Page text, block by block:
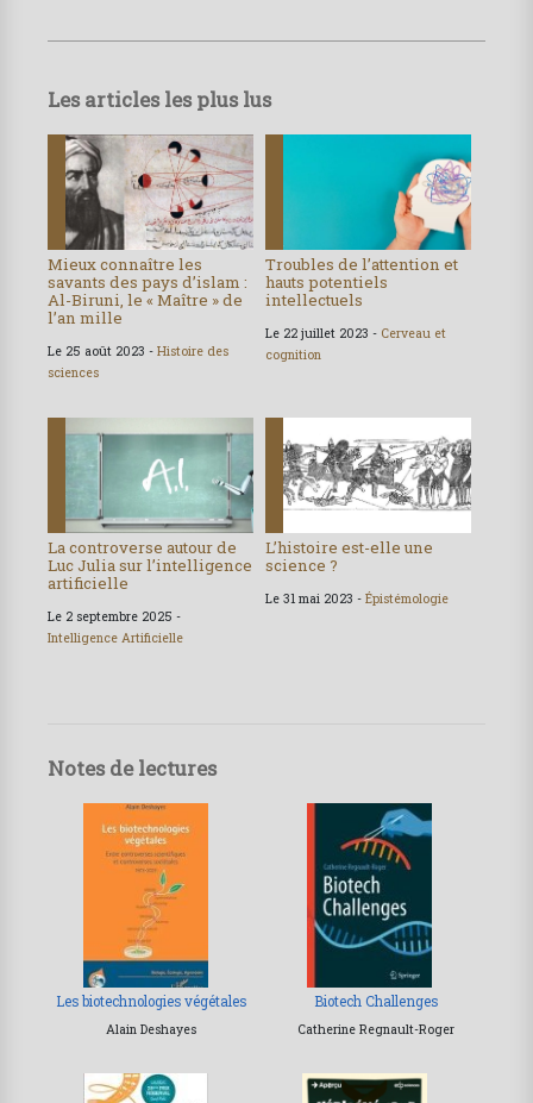
Les articles les plus lus
Mieux connaître les
savants des pays d’islam :
Al-Biruni, le « Maître » de
l’an mille
Le 25 août 2023 - Histoire des
sciences
Troubles de l’attention et
hauts potentiels
intellectuels
Le 22 juillet 2023 - Cerveau et
cognition
La controverse autour de
Luc Julia sur l’intelligence
artificielle
Le 2 septembre 2025 -
Intelligence Artificielle
L’histoire est-elle une
science ?
Le 31 mai 2023 - Épistémologie
Notes de lectures
Les biotechnologies végétales
Alain Deshayes
Biotech Challenges
Catherine Regnault-Roger